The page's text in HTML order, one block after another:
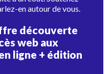
en autour de vous.
découverte
web aux
ligne + édition